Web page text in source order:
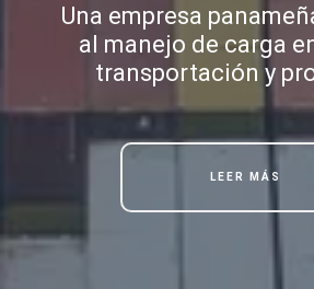
Una empresa
al manejo de carga
transportación y
LEER MÁS